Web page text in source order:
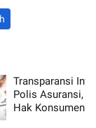
Transparansi
Polis Asuransi,
Hak Konsumen